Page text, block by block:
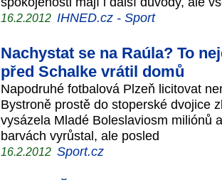
16.2.2012 IHNED.cz - Sport
Nachystat se na Raúla? To
před Schalke vrátil domů
Napodruhé fotbalová Plzeň licitovat
Bystroně prostě do stoperské dvojice
vysázela Mladé Boleslaviosm miliónů
barvách vyrůstal, ale posled
16.2.2012 Sport.cz